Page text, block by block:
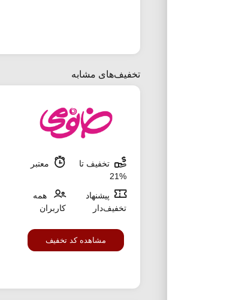
تخفیف‌های مشابه
تخفیف تا
%21
معتبر
پیشنهاد
تخفیف‌دار
همه
کاربران
مشاهده کد تخفیف